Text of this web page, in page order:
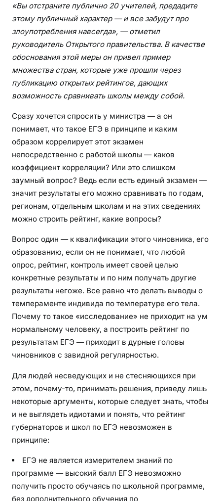
«Вы отстраните публично 20 учителей, предадите
этому публичный характер — и все забудут про
злоупотребления навсегда», — отметил
руководитель Открытого правительства. В качестве
обоснования этой меры он привел пример
множества стран, которые уже прошли через
публикацию открытых рейтингов, дающих
возможность сравнивать школы между собой.
Сразу хочется спросить у министра — а он
понимает, что такое ЕГЭ в принципе и каким
образом коррелирует этот экзамен
непосредственно с работой школы — каков
коэффициент корреляции? Или это слишком
заумный вопрос? Ведь если есть единый экзамен —
значит результаты его можно сравнивать по годам,
регионам, отдельным школам и на этих сведениях
можно строить рейтинг, какие вопросы?
Вопрос один — к квалификации этого чиновника, его
образованию, если он не понимает, что любой
опрос, рейтинг, контроль имеет своей целью
конкретные результаты и по ним получать другие
результаты негоже. Все равно что делать выводы о
темпераменте индивида по температуре его тела.
Почему то такое «исследование» не приходит на ум
нормальному человеку, а построить рейтинг по
результатам ЕГЭ — приходит в дурные головы
чиновников с завидной регулярностью.
Для людей несведующих и не стесняющихся при
этом, почему-то, принимать решения, приведу лишь
некоторые аргументы, которые следует знать, чтобы
и не выглядеть идиотами и понять, что рейтинг
губернаторов и школ по ЕГЭ невозможен в
принципе:
ЕГЭ не является измерителем знаний по
программе — высокий балл ЕГЭ невозможно
получить просто обучаясь по школьной программе,
без дополнительного обучения по